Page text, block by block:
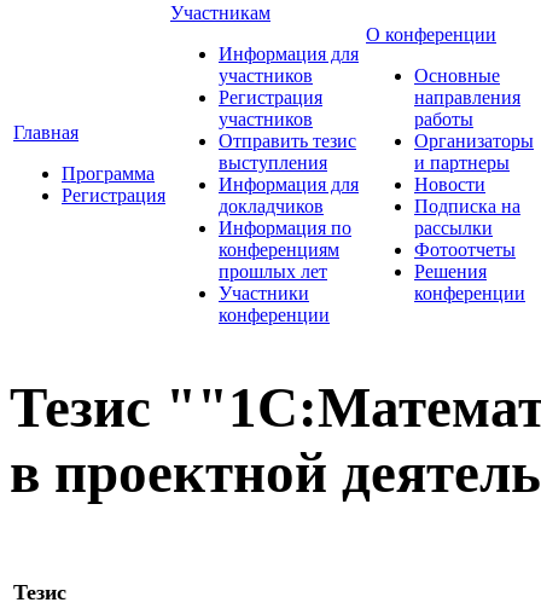
Главная
Программа
Регистрация
Участникам
Информация для
участников
Регистрация
участников
Отправить тезис
выступления
Информация для
докладчиков
Информация по
конференциям
прошлых лет
Участники
конференции
О конференции
Основные
направления
работы
Организаторы
и партнеры
Новости
Подписка на
рассылки
Фотоотчеты
Решения
конференции
Тезис
в проектной
Тезис